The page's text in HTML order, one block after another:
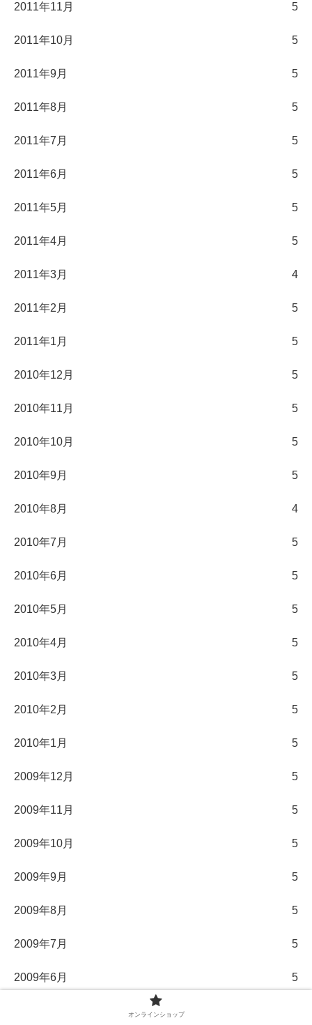
2011年11月 5
2011年10月 5
2011年9月 5
2011年8月 5
2011年7月 5
2011年6月 5
2011年5月 5
2011年4月 5
2011年3月 4
2011年2月 5
2011年1月 5
2010年12月 5
2010年11月 5
2010年10月 5
2010年9月 5
2010年8月 4
2010年7月 5
2010年6月 5
2010年5月 5
2010年4月 5
2010年3月 5
2010年2月 5
2010年1月 5
2009年12月 5
2009年11月 5
2009年10月 5
2009年9月 5
2009年8月 5
2009年7月 5
2009年6月 5
オンラインショップ